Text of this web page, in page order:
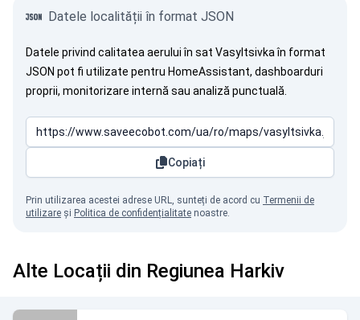
Datele localității în format JSON
Datele privind calitatea aerului în sat Vasyltsivka în format
JSON pot fi utilizate pentru HomeAssistant, dashboarduri
proprii, monitorizare internă sau analiză punctuală.
Copiați
Prin utilizarea acestei adrese URL, sunteți de acord cu Termenii de
utilizare și Politica de confidențialitate noastre.
Alte Locații din Regiunea Harkiv